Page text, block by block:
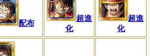
配布
超進
化
超進
化